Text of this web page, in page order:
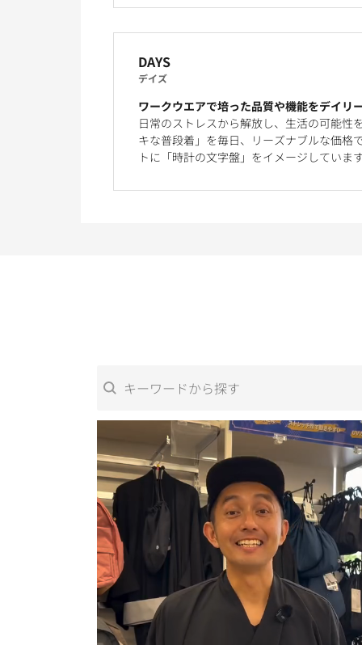
DAYS
デイズ
ワークウエアで培った品質や機能をデイリ
日常のストレスから解放し、生活の可能性
キな普段着」を毎日、リーズナブルな価格
トに「時計の文字盤」をイメージしていま